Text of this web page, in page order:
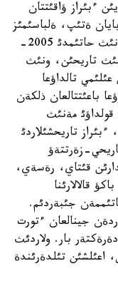
ءبئراز ؤاقئتتان
ةتئپ، ةلباسئمئز
ن.ا.نازاربايةأقا حات جولدادئم. ةلباسئ مةنئث حاتئمدئ 2005-
تاريحئن، ونئث
تالداؤعا
باعئتتالعان ذلكةن
مةنئث
تاريحشئلاردئ
زةرتتةؤ
قئتاي، رةسةي،
قالالارئنا
جئبةردئم.
جينالعان ءتورت
بار. ولاردئث
اعئلشئن تئلدةرئندة